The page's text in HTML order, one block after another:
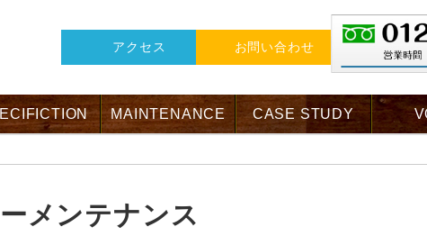
アクセス お問い合わせ
MAINTENANCE CASE STUDY
メンテナンス